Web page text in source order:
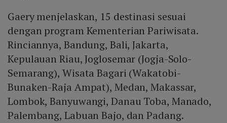
Gaery menjelaskan, 15 destinasi sesuai
dengan program Kementerian Pariwisata.
Rinciannya, Bandung, Bali, Jakarta,
Kepulauan Riau, Joglosemar (Jogja-Solo-
Semarang), Wisata Bagari (Wakatobi-
Bunaken-Raja Ampat), Medan, Makassar,
Lombok, Banyuwangi, Danau Toba, Manado,
Palembang, Labuan Bajo, dan Padang.